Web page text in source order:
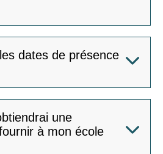
dates de présence
une
à mon école